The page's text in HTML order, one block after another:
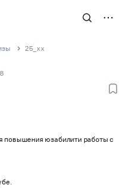
25_xx
юзабилити работы с